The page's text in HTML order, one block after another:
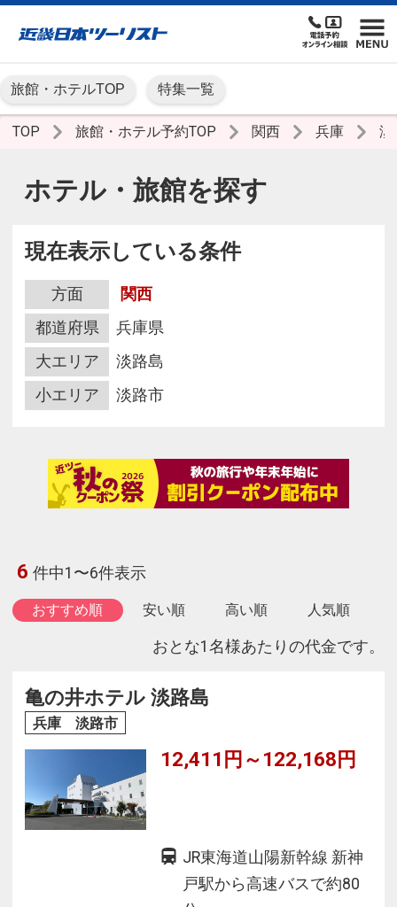
旅館・ホテルTOP 特集一覧
TOP 旅館・ホテル予約TOP 関西 兵庫
ホテル・旅館を探す
現在表示している条件
方面
関西
都道府県
兵庫県
大エリア
淡路島
小エリア
淡路市
6 件中1〜6件表示
おすすめ順 安い順 高い順 人気順
おとな1名様あたりの代金です。
亀の井ホテル 淡路島
兵庫 淡路市
12,411円～122,168円
JR東海道山陽新幹線 新神
戸駅から高速バスで約80